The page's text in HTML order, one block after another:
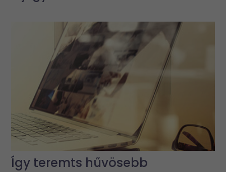
Így teremts hűvösebb